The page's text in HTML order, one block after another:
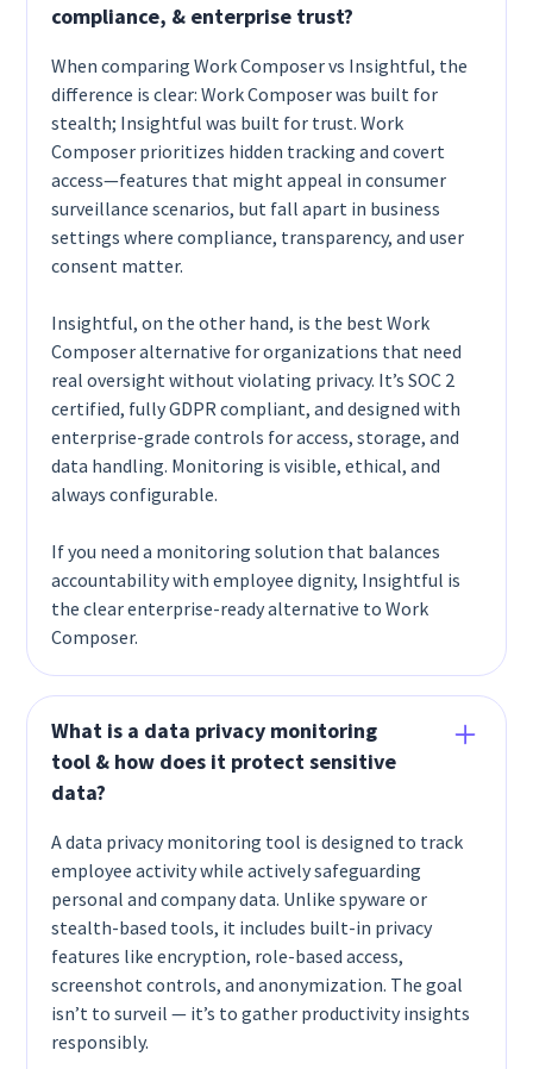
compliance, & enterprise trust?
When comparing Work Composer vs Insightful, the
difference is clear: Work Composer was built for
stealth; Insightful was built for trust. Work
Composer prioritizes hidden tracking and covert
access—features that might appeal in consumer
surveillance scenarios, but fall apart in business
settings where compliance, transparency, and user
consent matter.
Insightful, on the other hand, is the best Work
Composer alternative for organizations that need
real oversight without violating privacy. It’s SOC 2
certified, fully GDPR compliant, and designed with
enterprise-grade controls for access, storage, and
data handling. Monitoring is visible, ethical, and
always configurable.
If you need a monitoring solution that balances
accountability with employee dignity, Insightful is
the clear enterprise-ready alternative to Work
Composer.
What is a data privacy monitoring
tool & how does it protect sensitive
data?
A data privacy monitoring tool is designed to track
employee activity while actively safeguarding
personal and company data. Unlike spyware or
stealth-based tools, it includes built-in privacy
features like encryption, role-based access,
screenshot controls, and anonymization. The goal
isn’t to surveil — it’s to gather productivity insights
responsibly.